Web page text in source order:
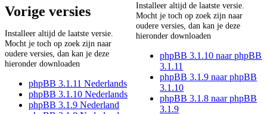
Vorige versies
Installeer altijd de laatste versie.
Mocht je toch op zoek zijn naar
oudere versies, dan kan je deze
hieronder downloaden
phpBB 3.1.11 Nederlands
phpBB 3.1.10 Nederlands
phpBB 3.1.9 Nederland
Installeer altijd de laatste versie.
Mocht je toch op zoek zijn naar
oudere versies, dan kan je deze
hieronder downloaden
phpBB 3.1.10 naar phpBB
3.1.11
phpBB 3.1.9 naar phpBB
3.1.10
phpBB 3.1.8 naar phpBB
3.1.9